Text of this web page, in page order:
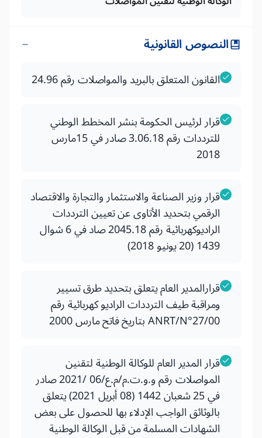
النصوص القانونية
القانون المتعلق بالبريد والمواصلات رقم 24.96
قرار لرئيس الحكومة بنشر المخطط الوطني
للترددات رقم 3.06.18 صادر في 15مارس
2018
قرار وزير الصناعة والاستثمار والتجارة والاقتصاد
الرقمي بتحديد الأتاوى عن تعيين الترددات
الراديوكهربائية رقم 2045.18 صاد في 6 شوال
1439 (20 يونيو 2018)
قرارالمدير العام يتعلق بتحديد طرق تسيير
ومراقبة طيف الترددات الراديو كهربائية رقم
ANRT/N°27/00 بتاريخ فاتح مارس 2000
قرار المدير العام للوكالة الوطنية لتقنين
المواصلات رقم و.و.ت.م/م.ع/06 /2021 صادر
في 25 شعبان 1442 (08 أبريل 2021) يتعلق
بالوثائق الواجب الإدلاء بها للحصول على بعض
الشهادات المسلمة من قبل الوكالة الوطنية